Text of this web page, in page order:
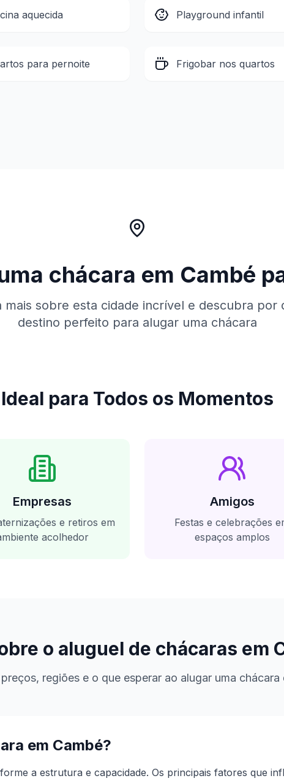
aquecida Playground infantil
para pernoite Frigobar nos quartos
chácara em Cambé
mais sobre esta cidade incrível e descubra por
destino perfeito para alugar uma chácara
Ideal para Todos os Momentos
Empresas
e retiros em
acolhedor
Amigos
Festas e celebrações
espaços amplos
o aluguel de chácaras em
regiões e o que esperar ao alugar uma chácara
em Cambé?
a estrutura e capacidade. Os principais fatores que